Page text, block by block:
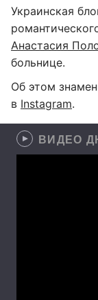
Украинская
Анастасия
больнице.
Об этом
в Instagram.
ВИДЕО